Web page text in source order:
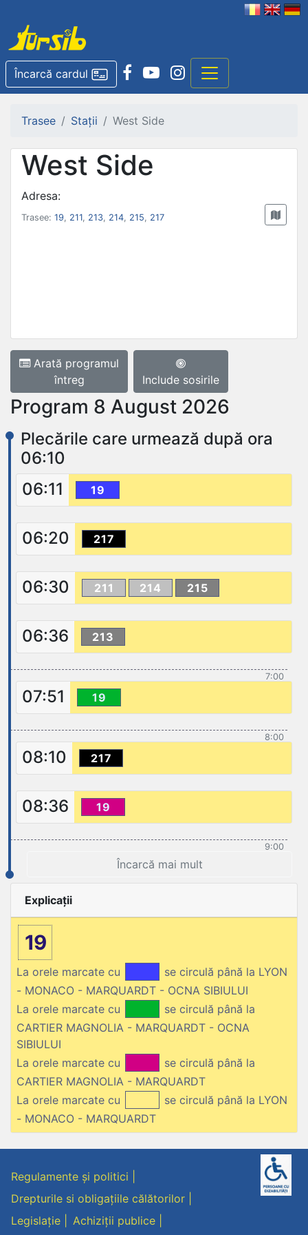
Încarcă cardul
Trasee Stații West Side
West Side
Adresa:
Trasee: 19, 211, 213, 214, 215, 217
Arată programul
întreg
Include sosirile
Program 8 August 2026
Plecările care urmează după ora
06:10
06:11
19
06:20 217
06:30 211 214 215
06:36 213
7:00
07:51 19
8:00
08:10 217
08:36 19
9:00
Încarcă mai mult
Explicații
19
La orele marcate cu
se circulă până la LYON
- MONACO - MARQUARDT - OCNA SIBIULUI
La orele marcate cu
se circulă până la
CARTIER MAGNOLIA - MARQUARDT - OCNA
SIBIULUI
La orele marcate cu
se circulă până la
CARTIER MAGNOLIA - MARQUARDT
La orele marcate cu
se circulă până la LYON
- MONACO - MARQUARDT
Regulamente și politici
Drepturile si obligațiile călătorilor
Legislație
Achiziții publice